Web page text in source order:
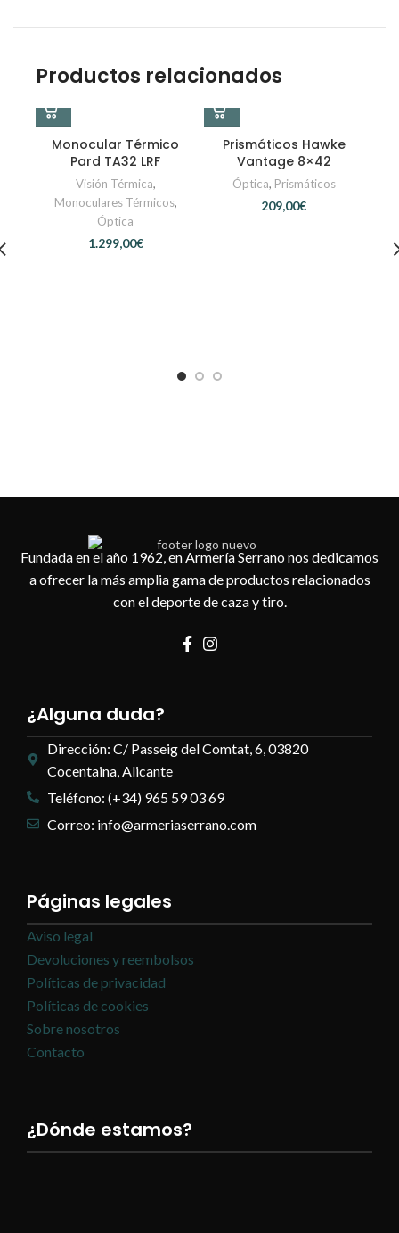
Productos relacionados
Monocular Térmico
Pard TA32 LRF
Visión Térmica,
Monoculares Térmicos,
Óptica
€
Prismáticos Hawke
Vantage 8×42
Óptica, Prismáticos
€
Fundada en el año 1962, en Armería Serrano nos dedicamos
a ofrecer la más amplia gama de productos relacionados
con el deporte de caza y tiro.
¿Alguna duda?
Dirección: C/ Passeig del Comtat, 6, 03820
Cocentaina, Alicante
Teléfono: (+34) 965 59 03 69
Correo: info@armeriaserrano.com
Páginas legales
Aviso legal
Devoluciones y reembolsos
Políticas de privacidad
Políticas de cookies
Sobre nosotros
Contacto
¿Dónde estamos?